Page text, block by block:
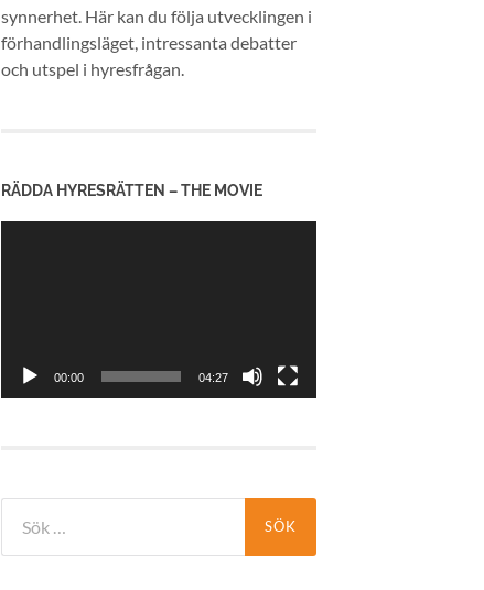
synnerhet. Här kan du följa utvecklingen i
förhandlingsläget, intressanta debatter
och utspel i hyresfrågan.
RÄDDA HYRESRÄTTEN – THE MOVIE
00:00 04:27
efter: